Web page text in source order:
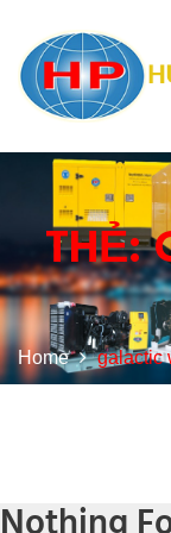
THẺ:
Home galactic